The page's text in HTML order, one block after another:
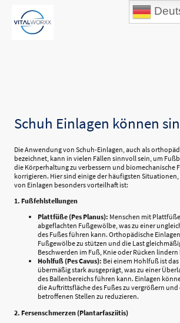
Schuh Einlagen können
Die Anwendung von Schuh-Einlagen, auch als
bezeichnet, kann in vielen Fällen sinnvoll sein, um
die Körperhaltung zu verbessern und biomechanische
korrigieren. Hier sind einige der häufigsten
von Einlagen besonders vorteilhaft ist:
1. Fußfehlstellungen
Plattfüße (Pes Planus): Menschen mit
abgeflachten Fußgewölbe, was zu einer
des Fußes führen kann. Orthopädische
Fußgewölbe zu stützen und die Last
Beschwerden im Fuß, Knie oder Rücken lindern
Hohlfuß (Pes Cavus): Bei einem Hohlfuß ist
übermäßig stark ausgeprägt, was zu einer
des Ballenbereichs führen kann. Einlagen
die Auftrittsfläche des Fußes zu vergrößern und
betroffenen Stellen zu reduzieren.
2. Fersenschmerzen (Plantarfasziitis)